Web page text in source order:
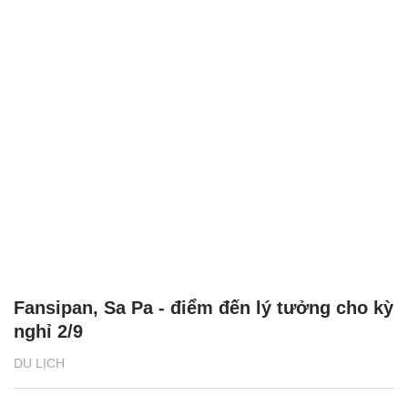
DU LỊCH
Fansipan, Sa Pa - điểm đến lý tưởng cho kỳ
nghỉ 2/9